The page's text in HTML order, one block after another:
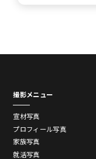
撮影メニュー
宣材写真
プロフィール写真
家族写真
就活写真